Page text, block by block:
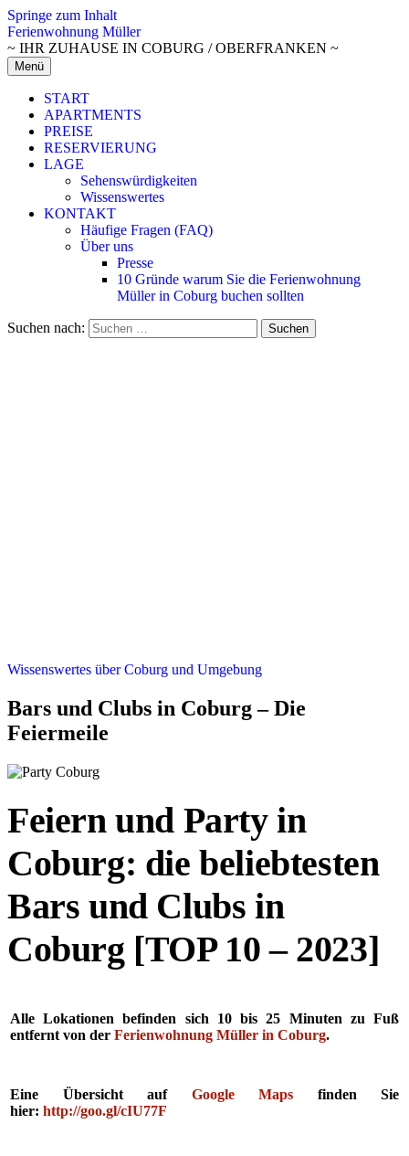
Springe zum Inhalt
Ferienwohnung Müller
~ IHR ZUHAUSE IN COBURG / OBERFRANKEN ~
Menü
START
APARTMENTS
PREISE
RESERVIERUNG
LAGE
Sehenswürdigkeiten
Wissenswertes
KONTAKT
Häufige Fragen (FAQ)
Über uns
Presse
10 Gründe warum Sie die Ferienwohnung
Müller in Coburg buchen sollten
Suchen nach:
Wissenswertes über Coburg und Umgebung
Bars und Clubs in Coburg – Die
Feiermeile
Feiern und Party in
Coburg: die beliebtesten
Bars und Clubs in
Coburg [TOP 10 – 2023]
Alle Lokationen befinden sich 10 bis 25 Minuten zu Fuß
entfernt von der Ferienwohnung Müller in Coburg.
Eine Übersicht auf Google Maps finden Sie
hier: http://goo.gl/cIU77F